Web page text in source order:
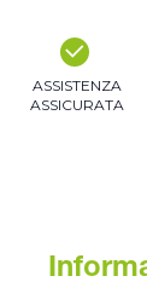
ASSISTENZA
ASSICURATA